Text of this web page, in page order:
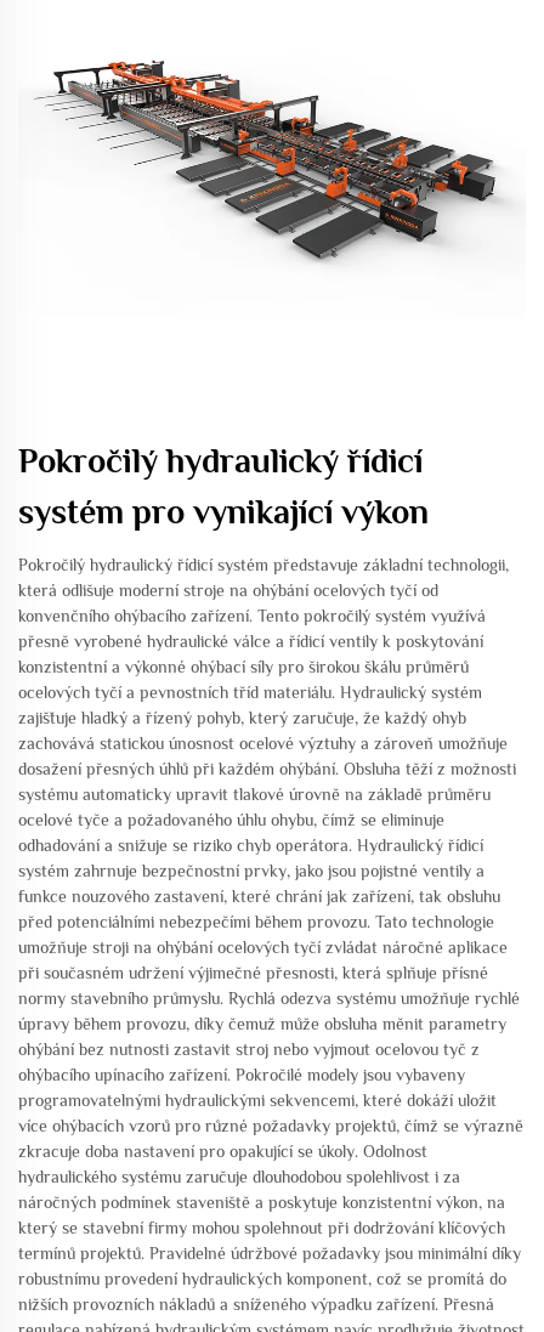
Pokročilý hydraulický řídicí
systém pro vynikající výkon
Pokročilý hydraulický řídicí systém představuje základní technologii,
která odlišuje moderní stroje na ohýbání ocelových tyčí od
konvenčního ohýbacího zařízení. Tento pokročilý systém využívá
přesně vyrobené hydraulické válce a řídicí ventily k poskytování
konzistentní a výkonné ohýbací síly pro širokou škálu průměrů
ocelových tyčí a pevnostních tříd materiálu. Hydraulický systém
zajišťuje hladký a řízený pohyb, který zaručuje, že každý ohyb
zachovává statickou únosnost ocelové výztuhy a zároveň umožňuje
dosažení přesných úhlů při každém ohýbání. Obsluha těží z možnosti
systému automaticky upravit tlakové úrovně na základě průměru
ocelové tyče a požadovaného úhlu ohybu, čímž se eliminuje
odhadování a snižuje se riziko chyb operátora. Hydraulický řídicí
systém zahrnuje bezpečnostní prvky, jako jsou pojistné ventily a
funkce nouzového zastavení, které chrání jak zařízení, tak obsluhu
před potenciálními nebezpečími během provozu. Tato technologie
umožňuje stroji na ohýbání ocelových tyčí zvládat náročné aplikace
při současném udržení výjimečné přesnosti, která splňuje přísné
normy stavebního průmyslu. Rychlá odezva systému umožňuje rychlé
úpravy během provozu, díky čemuž může obsluha měnit parametry
ohýbání bez nutnosti zastavit stroj nebo vyjmout ocelovou tyč z
ohýbacího upínacího zařízení. Pokročilé modely jsou vybaveny
programovatelnými hydraulickými sekvencemi, které dokáží uložit
více ohýbacích vzorů pro různé požadavky projektů, čímž se výrazně
zkracuje doba nastavení pro opakující se úkoly. Odolnost
hydraulického systému zaručuje dlouhodobou spolehlivost i za
náročných podmínek staveniště a poskytuje konzistentní výkon, na
který se stavební firmy mohou spolehnout při dodržování klíčových
termínů projektů. Pravidelné údržbové požadavky jsou minimální díky
robustnímu provedení hydraulických komponent, což se promítá do
nižších provozních nákladů a sníženého výpadku zařízení. Přesná